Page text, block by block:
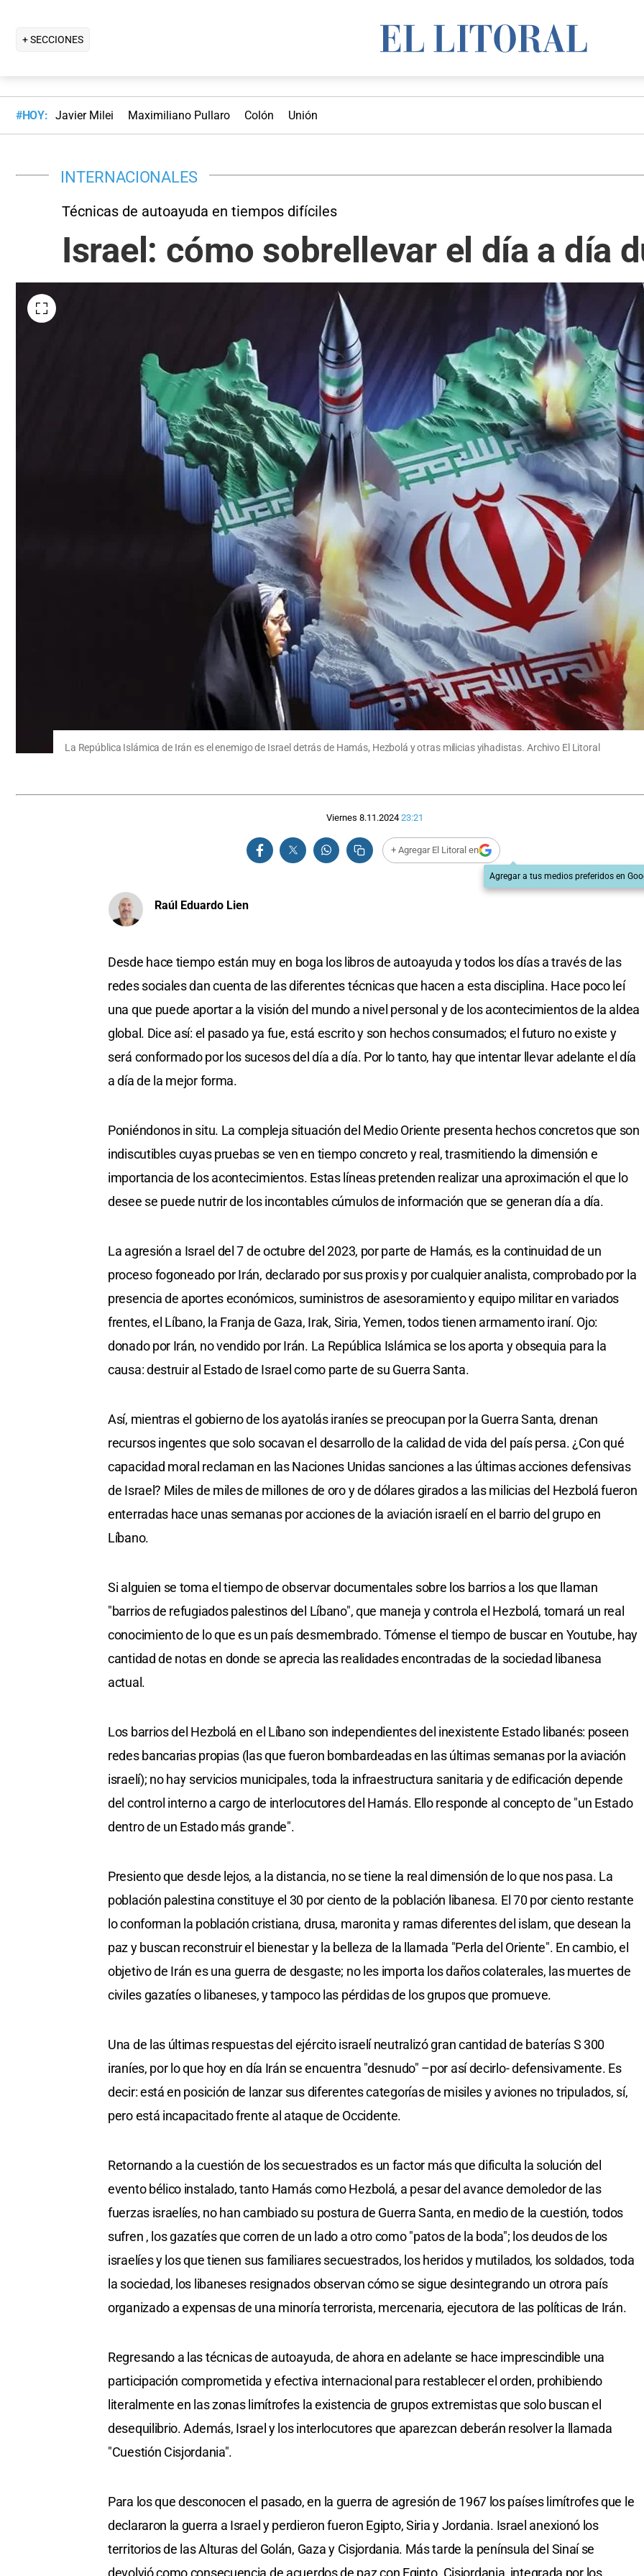
+ SECCIONES
#HOY: Javier Milei Maximiliano Pullaro Colón Unión
INTERNACIONALES
Técnicas de autoayuda en tiempos difíciles
Israel: cómo sobrellevar el día a día
La República Islámica de Irán es el enemigo de Israel detrás de Hamás, Hezbolá y otras milicias yihadistas. Archivo El Litoral
Viernes 8.11.2024 23:21
+ Agregar El Litoral en
Agregar a tus medios preferidos en
Raúl Eduardo Lien
Desde hace tiempo están muy en boga los libros de autoayuda y todos los días a través de las
redes sociales dan cuenta de las diferentes técnicas que hacen a esta disciplina. Hace poco leí
una que puede aportar a la visión del mundo a nivel personal y de los acontecimientos de la aldea
global. Dice así: el pasado ya fue, está escrito y son hechos consumados; el futuro no existe y
será conformado por los sucesos del día a día. Por lo tanto, hay que intentar llevar adelante el día
a día de la mejor forma.
Poniéndonos in situ. La compleja situación del Medio Oriente presenta hechos concretos que son
indiscutibles cuyas pruebas se ven en tiempo concreto y real, trasmitiendo la dimensión e
importancia de los acontecimientos. Estas líneas pretenden realizar una aproximación el que lo
desee se puede nutrir de los incontables cúmulos de información que se generan día a día.
La agresión a Israel del 7 de octubre del 2023, por parte de Hamás, es la continuidad de un
proceso fogoneado por Irán, declarado por sus proxis y por cualquier analista, comprobado por la
presencia de aportes económicos, suministros de asesoramiento y equipo militar en variados
frentes, el Líbano, la Franja de Gaza, Irak, Siria, Yemen, todos tienen armamento iraní. Ojo:
donado por Irán, no vendido por Irán. La República Islámica se los aporta y obsequia para la
causa: destruir al Estado de Israel como parte de su Guerra Santa.
Así, mientras el gobierno de los ayatolás iraníes se preocupan por la Guerra Santa, drenan
recursos ingentes que solo socavan el desarrollo de la calidad de vida del país persa. ¿Con qué
capacidad moral reclaman en las Naciones Unidas sanciones a las últimas acciones defensivas
de Israel? Miles de miles de millones de oro y de dólares girados a las milicias del Hezbolá fueron
enterradas hace unas semanas por acciones de la aviación israelí en el barrio del grupo en
Líbano.
Si alguien se toma el tiempo de observar documentales sobre los barrios a los que llaman
"barrios de refugiados palestinos del Líbano", que maneja y controla el Hezbolá, tomará un real
conocimiento de lo que es un país desmembrado. Tómense el tiempo de buscar en Youtube, hay
cantidad de notas en donde se aprecia las realidades encontradas de la sociedad libanesa
actual.
Los barrios del Hezbolá en el Líbano son independientes del inexistente Estado libanés: poseen
redes bancarias propias (las que fueron bombardeadas en las últimas semanas por la aviación
israelí); no hay servicios municipales, toda la infraestructura sanitaria y de edificación depende
del control interno a cargo de interlocutores del Hamás. Ello responde al concepto de "un Estado
dentro de un Estado más grande".
Presiento que desde lejos, a la distancia, no se tiene la real dimensión de lo que nos pasa. La
población palestina constituye el 30 por ciento de la población libanesa. El 70 por ciento restante
lo conforman la población cristiana, drusa, maronita y ramas diferentes del islam, que desean la
paz y buscan reconstruir el bienestar y la belleza de la llamada "Perla del Oriente". En cambio, el
objetivo de Irán es una guerra de desgaste; no les importa los daños colaterales, las muertes de
civiles gazatíes o libaneses, y tampoco las pérdidas de los grupos que promueve.
Una de las últimas respuestas del ejército israelí neutralizó gran cantidad de baterías S 300
iraníes, por lo que hoy en día Irán se encuentra "desnudo" –por así decirlo- defensivamente. Es
decir: está en posición de lanzar sus diferentes categorías de misiles y aviones no tripulados, sí,
pero está incapacitado frente al ataque de Occidente.
Retornando a la cuestión de los secuestrados es un factor más que dificulta la solución del
evento bélico instalado, tanto Hamás como Hezbolá, a pesar del avance demoledor de las
fuerzas israelíes, no han cambiado su postura de Guerra Santa, en medio de la cuestión, todos
sufren , los gazatíes que corren de un lado a otro como "patos de la boda"; los deudos de los
israelíes y los que tienen sus familiares secuestrados, los heridos y mutilados, los soldados, toda
la sociedad, los libaneses resignados observan cómo se sigue desintegrando un otrora país
organizado a expensas de una minoría terrorista, mercenaria, ejecutora de las políticas de Irán.
Regresando a las técnicas de autoayuda, de ahora en adelante se hace imprescindible una
participación comprometida y efectiva internacional para restablecer el orden, prohibiendo
literalmente en las zonas limítrofes la existencia de grupos extremistas que solo buscan el
desequilibrio. Además, Israel y los interlocutores que aparezcan deberán resolver la llamada
"Cuestión Cisjordania".
Para los que desconocen el pasado, en la guerra de agresión de 1967 los países limítrofes que le
declararon la guerra a Israel y perdieron fueron Egipto, Siria y Jordania. Israel anexionó los
territorios de las Alturas del Golán, Gaza y Cisjordania. Más tarde la península del Sinaí se